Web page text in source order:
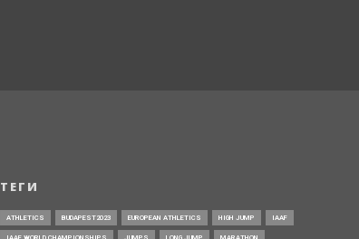
ТЕГИ
ATHLETICS BUDAPEST2023 EUROPEAN ATHLETICS HIGH JUMP IAAF